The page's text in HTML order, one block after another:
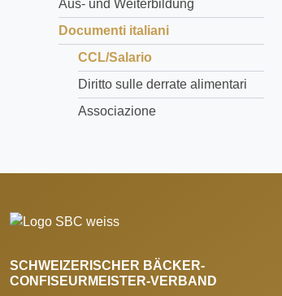
Aus- und Weiterbildung
Documenti italiani
CCL/Salario
Diritto sulle derrate alimentari
Associazione
SCHWEIZERISCHER BÄCKER-
CONFISEURMEISTER-VERBAND